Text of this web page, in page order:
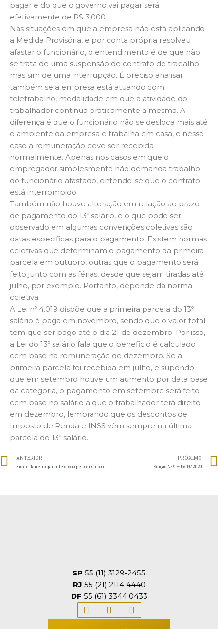
pagar e do que o governo vai pagar será
efetivamente de R$ 3.000.
Nas situações em que a empresa não está aplicando
a Medida Provisória, e por conta própria resolveu
afastar o funcionário, o entendimento é de que não
se trata de uma suspensão de contrato de trabalho,
mas sim de uma interrupção. É preciso analisar
também se a empresa está atuando com
teletrabalho, modalidade em que a atividade do
trabalhador continua praticamente a mesma. A
diferença é que o funcionário não se desloca mais até
o ambiente da empresa e trabalha em casa, e nesse
caso a remuneração deve ser recebida
normalmente. Apenas nos casos em que o
empregador simplesmente não demanda trabalho
do funcionário afastado, entende-se que o contrato
está interrompido.
Também não houve alteração em relação ao prazo
de pagamento do 13º salário, e o que pode ser
observado em algumas convenções coletivas são
datas especificas para o pagamento. Existem normas
coletivas que determinam o pagamento da primeira
parcela em outubro, outras que o pagamento será
feito junto com as férias, desde que sejam tiradas até
julho, por exemplo. Portanto, depende da norma
coletiva.
A Lei nº 4.019 dispõe que a primeira parcela do 13º
salário é paga em novembro, sendo que o valor total
tem que ser pago até o dia 21 de dezembro. Por isso,
a Lei do 13º salário fala que o beneficio é calculado
com base na remuneração de dezembro. Se a
primeira parcela foi recebida em julho, e supondo
que em setembro houve um aumento por data base
da categoria, o pagamento em setembro será feito
com base no salário a que o trabalhador terá direito
em dezembro, lembrando que os descontos de
Imposto de Renda e INSS vêm sempre na última
parcela do 13º salário.
ANTERIOR PRÓXIMO
Edição Nº 9 – 16/09/2020
SP 55 (11) 3129-2455
RJ 55 (21) 2114 4440
DF 55 (61) 3344 0433